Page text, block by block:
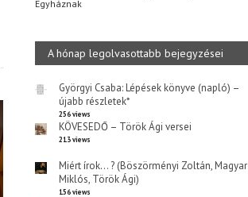
Egyháznak
A hónap legolvasottabb bejegyzései
Györgyi Csaba: Lépések könyve (napló) –
újabb részletek*
256 views
KÖVESEDŐ – Török Ági versei
213 views
Miért írok… ? (Böszörményi Zoltán, Magyar
Miklós, Török Ági)
156 views